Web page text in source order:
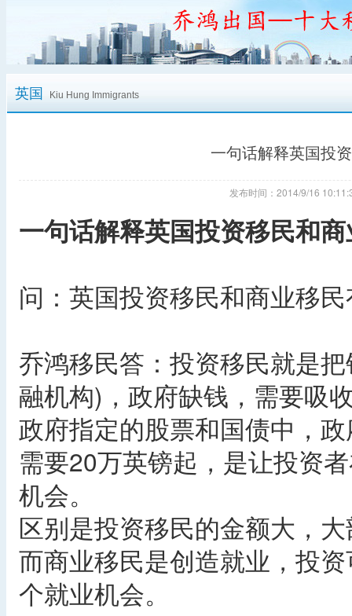
英国 Kiu Hung Immigrants
一句话解释英国投
发布时间：2014/9/16
一句话解释英国投资移民和
问：英国投资移民和商业移
乔鸿移民答：投资移民就是
融机构)，政府缺钱，需要吸
政府指定的股票和国债中，
需要20万英镑起，是让投资
机会。
区别是投资移民的金额大，
而商业移民是创造就业，投
个就业机会。